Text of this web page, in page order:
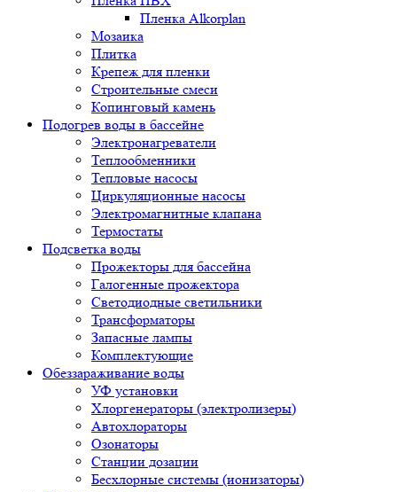
Пленка Alkorplan
Мозаика
Плитка
Крепеж для пленки
Строительные смеси
Копинговый камень
Подогрев воды в бассейне
Электронагреватели
Теплообменники
Тепловые насосы
Циркуляционные насосы
Электромагнитные клапана
Термостаты
Подсветка воды
Прожекторы для бассейна
Галогенные прожектора
Светодиодные светильники
Трансформаторы
Запасные лампы
Комплектующие
Обеззараживание воды
УФ установки
Хлоргенераторы (электролизеры)
Автохлораторы
Озонаторы
Станции дозации
Бесхлорные системы (ионизаторы)